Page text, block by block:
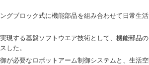
グブロック式に機能部品を組み合わせて日常生
現する基盤ソフトウエア技術として、機能部品
した。
が必要なロボットアーム制御システムと、生活